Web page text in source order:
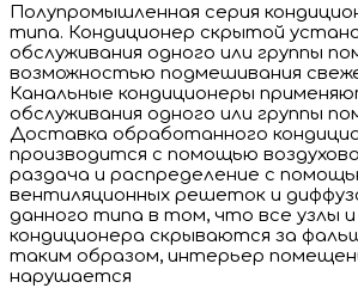
Полупромышленная серия
типа. Кондиционер скрытой
обслуживания одного или группы
возможностью подмешивания
Канальные кондиционеры
обслуживания одного или группы
Доставка обработанного
производится с помощью
раздача и распределение с
вентиляционных решеток и
данного типа в том, что все узлы
кондиционера скрываются за
таким образом, интерьер
нарушается